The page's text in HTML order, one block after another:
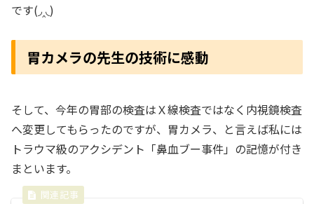
です(◞‸◟)
胃カメラの先生の技術に感動
そして、今年の胃部の検査はＸ線検査ではなく内視鏡検査
へ変更してもらったのですが、胃カメラ、と言えば私には
トラウマ級のアクシデント「鼻血ブー事件」の記憶が付き
まといます。